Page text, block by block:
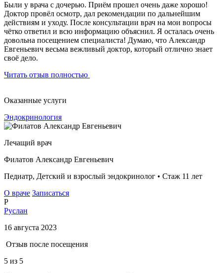
Были у врача с дочерью. Приём прошел очень даже хорошо!
Доктор провёл осмотр, дал рекомендации по дальнейшим
действиям и уходу. После консультации врач на мои вопросы
чётко ответил и всю информацию объяснил. Я осталась очень
довольна посещением специалиста! Думаю, что Александр
Евгеньевич весьма вежливый доктор, который отлично знает
своё дело.
Читать отзыв полностью
Оказанные услуги
Эндокринология
Лечащий врач
Филатов Александр Евгеньевич
Педиатр, Детский и взрослый эндокринолог • Стаж 11 лет
О враче Записаться
Р
Руслан
16 августа 2023
Отзыв после посещения
5 из 5